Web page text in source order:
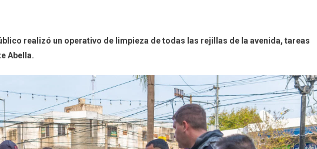
realizó un operativo de limpieza de todas las rejillas de la avenida, tareas
Abella.